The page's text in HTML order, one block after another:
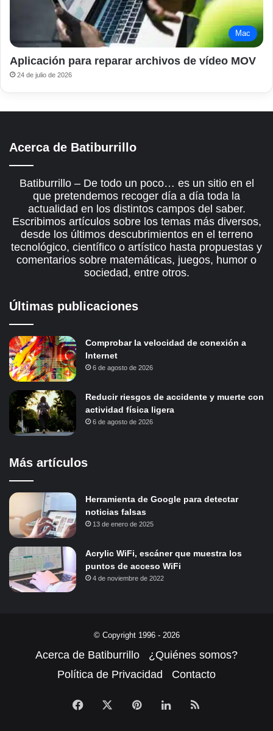
Mac
Aplicación para reparar archivos de vídeo MOV
24 de julio de 2026
Acerca de Batiburrillo
Batiburrillo – De todo un poco… es un sitio en el
que pretendemos recoger día a día toda la
actualidad en los distintos campos del saber.
Escribimos artículos sobre los temas más diversos,
desde los últimos descubrimientos en el terreno
tecnológico, científico o artístico hasta propuestas y
comentarios sobre matemáticas, juegos, humor o
sociedad, entre otros.
Últimas publicaciones
Comprobar la velocidad de conexión a
Internet
6 de agosto de 2026
Reducir riesgos de accidente y muerte con
actividad física ligera
6 de agosto de 2026
Más artículos
Herramienta de Google para detectar
noticias falsas
13 de enero de 2025
Acrylic WiFi, escáner que muestra los
puntos de acceso WiFi
4 de noviembre de 2022
© Copyright 1996 - 2026
Acerca de Batiburrillo
¿Quiénes somos?
Política de Privacidad
Contacto
Facebook PinterestLinkedInRSS